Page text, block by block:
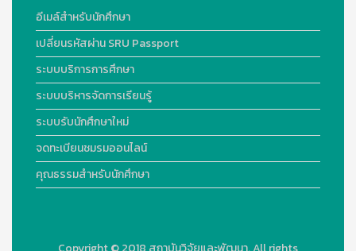
อีเมล์สำหรับนักศึกษา
เปลี่ยนรหัสผ่าน SRU Passport
ระบบบริการการศึกษา
ระบบบริหารจัดการเรียนรู้
ระบบรับนักศึกษาใหม่
จดทะเบียนชมรมออนไลน์
คุณธรรมสำหรับนักศึกษา